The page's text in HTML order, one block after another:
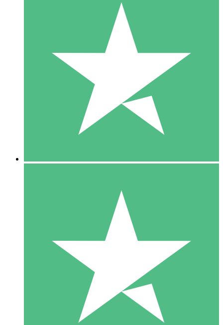
Paquetes de Créditos Individuales
Paga según el uso con créditos de descarga. Sin compromiso
10 00
10 Descargas
20 00